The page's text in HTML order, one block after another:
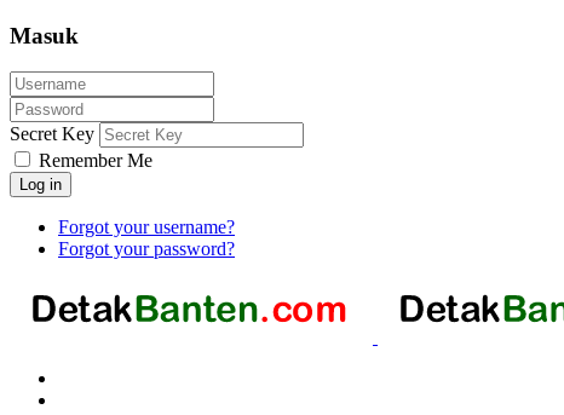
Masuk
Secret Key
Remember Me
Log in
Forgot your username?
Forgot your password?